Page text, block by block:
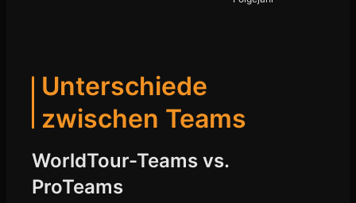
Unterschiede
zwischen Teams
WorldTour-Teams vs.
ProTeams